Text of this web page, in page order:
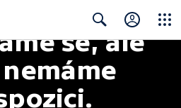
Search
se, ale